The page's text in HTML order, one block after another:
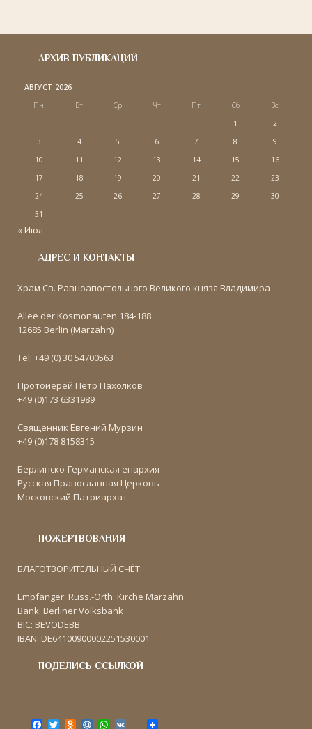
АРХИВ ПУБЛИКАЦИЙ
АВГУСТ 2026
Пн
Вт Ср Чт Пт Сб
Вс
1
2
3
4 5 6 7 8
9
10
11 12 13 14 15
16
17
18 19 20 21 22
23
24
25 26 27 28 29
30
31
« Июл
АДРЕС И КОНТАКТЫ
Храм Св. Равноапостольного Великого князя Владимира
Allee der Kosmonauten 184-188
12685 Berlin (Marzahn)
Tel: +49 (0) 30 54700563
Протоиерей Петр Пахолков
+49 (0)173 6331989
Священник Евгений Мурзин
+49 (0)178 8158315
Берлинско-Германская епархия
Русская Православная Церковь
Московский Патриархат
ПОЖЕРТВОВАНИЯ
БЛАГОТВОРИТЕЛЬНЫЙ СЧЁТ:
Empfänger: Russ.-Orth. Kirche Marzahn
Bank: Berliner Volksbank
BIC: BEVODEBB
IBAN: DE64100900002251530001
ПОДЕЛИСЬ ССЫЛКОЙ
T O M W